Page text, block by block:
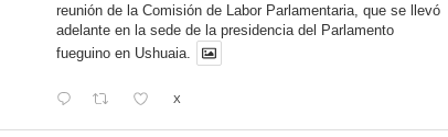
reunión de la Comisión de Labor Parlamentaria, que se llevó
adelante en la sede de la presidencia del Parlamento
fueguino en Ushuaia.
X